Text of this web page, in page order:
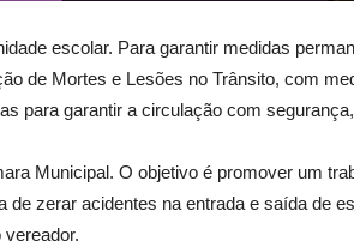
escolar. Para garantir medidas
de Mortes e Lesões no Trânsito, com
para garantir a circulação com
Municipal. O objetivo é promover um
zerar acidentes na entrada e saída de